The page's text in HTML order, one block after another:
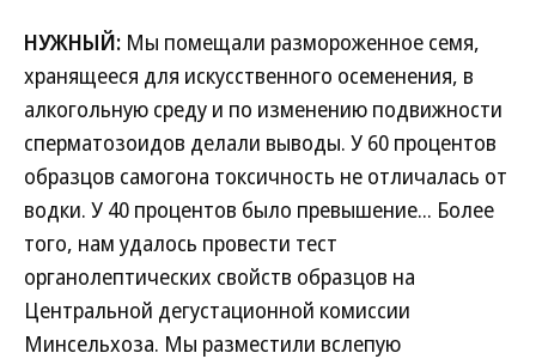
НУЖНЫЙ: Мы помещали размороженное семя,
хранящееся для искусственного осеменения, в
алкогольную среду и по изменению подвижности
сперматозоидов делали выводы. У 60 процентов
образцов самогона токсичность не отличалась от
водки. У 40 процентов было превышение... Более
того, нам удалось провести тест
органолептических свойств образцов на
Центральной дегустационной комиссии
Минсельхоза. Мы разместили вслепую